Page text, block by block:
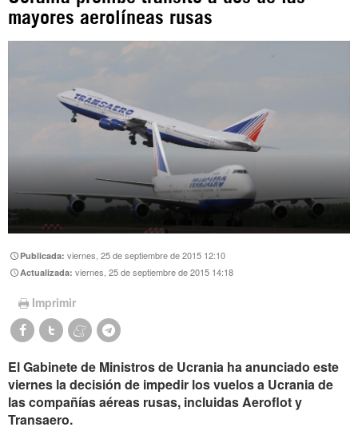
WhatsApp y Viber: +98 921 79 29 404
mayores aerolíneas rusas
Publicada:viernes, 25 de septiembre de 2015 12:10
Actualizada:viernes, 25 de septiembre de 2015 14:18
Imprimir
El Gabinete de Ministros de Ucrania ha anunciado este
viernes la decisión de impedir los vuelos a Ucrania de
las compañías aéreas rusas, incluidas Aeroflot y
Transaero.